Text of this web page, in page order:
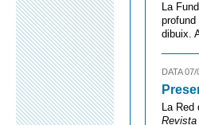
La
dibuix.
DATA
La Red
Revista